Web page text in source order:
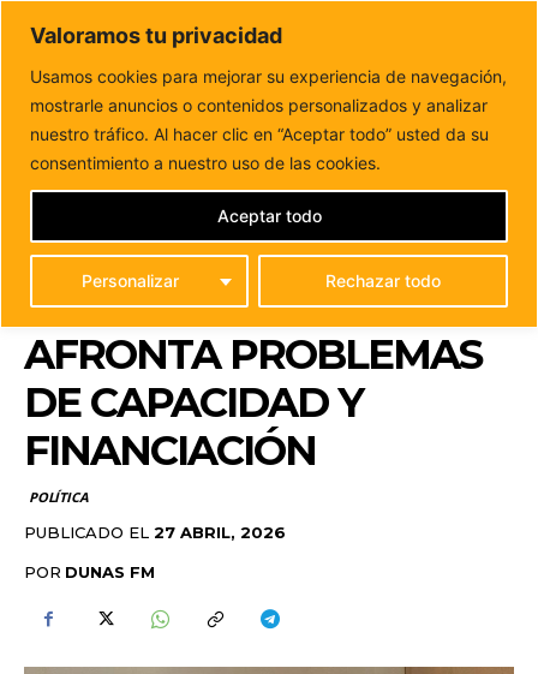
Valoramos tu privacidad
Usamos cookies para mejorar su experiencia de navegación,
mostrarle anuncios o contenidos personalizados y analizar
nuestro tráfico. Al hacer clic en “Aceptar todo” usted da su
consentimiento a nuestro uso de las cookies.
Personalizar Rechazar todo
Aceptar todo
DUNAS FM
Tu informacion de forma cercana
Inicio POLÍTICA
Fuerteventura incrementa un 50% el uso
del transporte público, pero afronta problemas...
FUERTEVENTURA
INCREMENTA UN 50% EL
USO DEL TRANSPORTE
PÚBLICO, PERO
AFRONTA PROBLEMAS
DE CAPACIDAD Y
FINANCIACIÓN
POLÍTICA
PUBLICADO EL 27 ABRIL, 2026
POR DUNAS FM